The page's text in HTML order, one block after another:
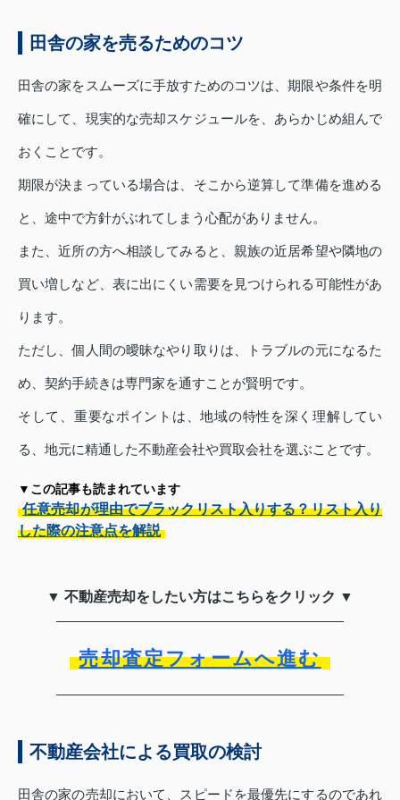
田舎の家を売るためのコツ
田舎の家をスムーズに手放すためのコツは、期限や条件を明
確にして、現実的な売却スケジュールを、あらかじめ組んで
おくことです。
期限が決まっている場合は、そこから逆算して準備を進める
と、途中で方針がぶれてしまう心配がありません。
また、近所の方へ相談してみると、親族の近居希望や隣地の
買い増しなど、表に出にくい需要を見つけられる可能性があ
ります。
ただし、個人間の曖昧なやり取りは、トラブルの元になるた
め、契約手続きは専門家を通すことが賢明です。
そして、重要なポイントは、地域の特性を深く理解してい
る、地元に精通した不動産会社や買取会社を選ぶことです。
▼この記事も読まれています
任意売却が理由でブラックリスト入りする？リスト入り
した際の注意点を解説
▼ 不動産売却をしたい方はこちらをクリック ▼
売却査定フォームへ進む
不動産会社による買取の検討
田舎の家の売却において、スピードを最優先にするのであれ